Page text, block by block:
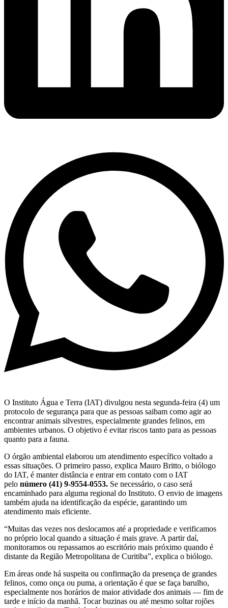
O Instituto Água e Terra (IAT) divulgou nesta segunda-feira (4) um
protocolo de segurança para que as pessoas saibam como agir ao
encontrar animais silvestres, especialmente grandes felinos, em
ambientes urbanos. O objetivo é evitar riscos tanto para as pessoas
quanto para a fauna.
O órgão ambiental elaborou um atendimento específico voltado a
essas situações. O primeiro passo, explica Mauro Britto, o biólogo
do IAT, é manter distância e entrar em contato com o IAT
pelo número (41) 9-9554-0553. Se necessário, o caso será
encaminhado para alguma regional do Instituto. O envio de imagens
também ajuda na identificação da espécie, garantindo um
atendimento mais eficiente.
“Muitas das vezes nos deslocamos até a propriedade e verificamos
no próprio local quando a situação é mais grave. A partir daí,
monitoramos ou repassamos ao escritório mais próximo quando é
distante da Região Metropolitana de Curitiba”, explica o biólogo.
Em áreas onde há suspeita ou confirmação da presença de grandes
felinos, como onça ou puma, a orientação é que se faça barulho,
especialmente nos horários de maior atividade dos animais — fim de
tarde e início da manhã. Tocar buzinas ou até mesmo soltar rojões